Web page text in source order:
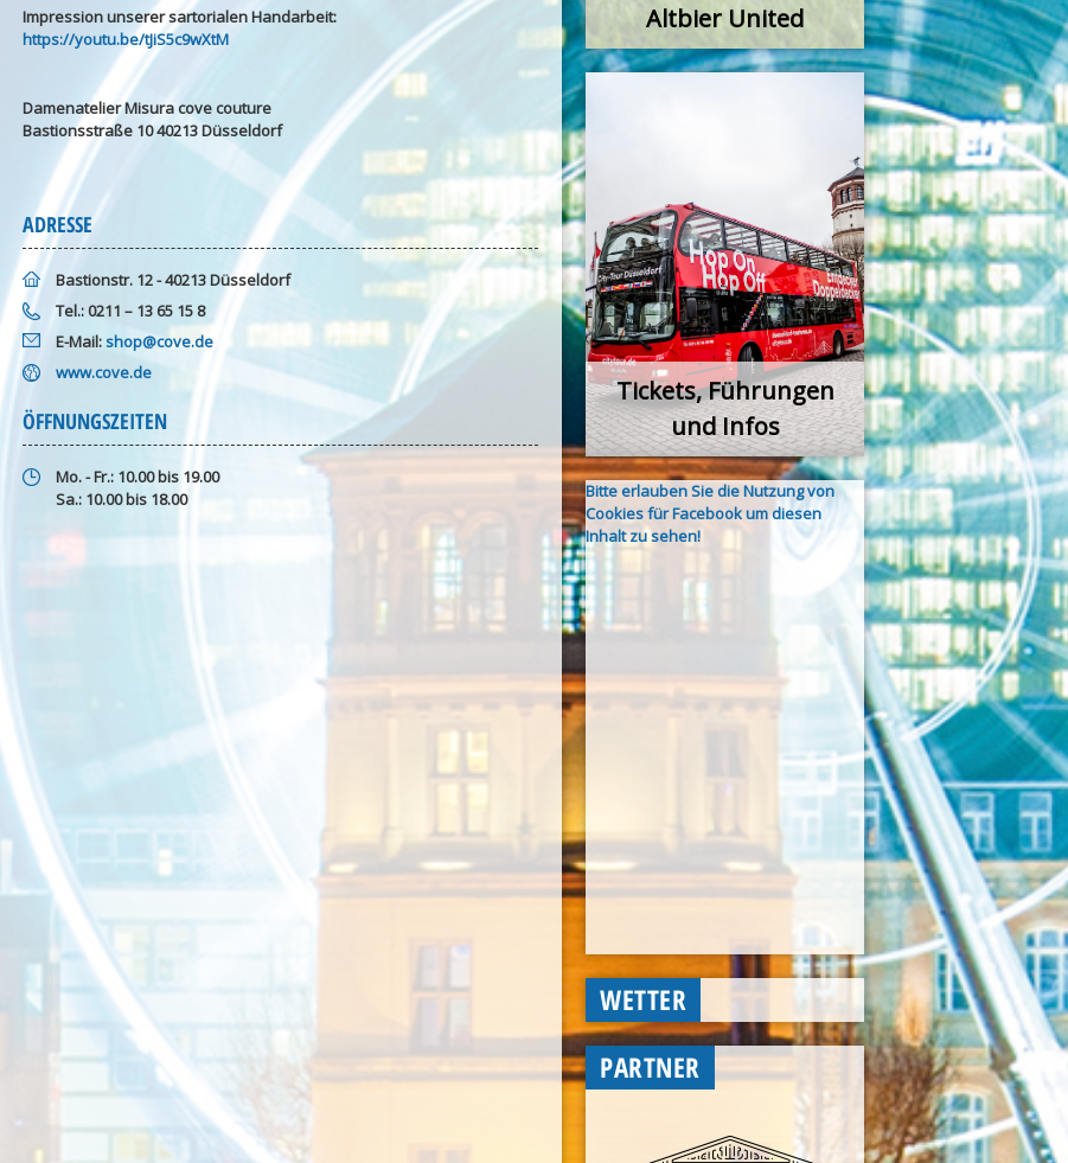
Impression unserer sartorialen Handarbeit:
https://youtu.be/tJiS5c9wXtM
Damenatelier Misura cove couture
Bastionsstraße 10 40213 Düsseldorf
ADRESSE
Bastionstr. 12 - 40213 Düsseldorf
Tel.: 0211 – 13 65 15 8
E-Mail:shop@cove.de
www.cove.de
ÖFFNUNGSZEITEN
Mo. - Fr.: 10.00 bis 19.00
Sa.: 10.00 bis 18.00
Altbier United
Tickets, Führungen
und Infos
Bitte erlauben Sie die Nutzung von
Cookies für Facebook um diesen
Inhalt zu sehen!
WETTER
PARTNER